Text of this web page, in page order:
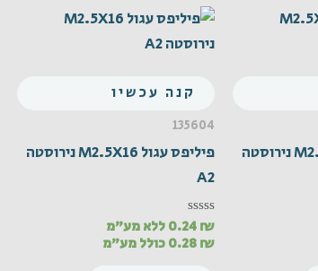
פיליפס עגול M2.5X14 נירוסטה
קנה עכשיו
135604
פיליפס עגול M2.5X16 נירוסטה
A2
דורג
0
מתוך
0.24₪
ללא מע"מ
0.28₪
כולל מע"מ